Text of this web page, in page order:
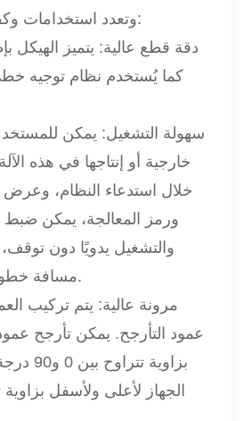
وتعدد استخدامات وكفاءة، وتتميز بما يلي:
دقة قطع عالية: يتميز الهيكل
كما يُستخدم نظام توجيه
سهولة التشغيل: يمكن
خلال استدعاء النظام، وعرض
ورمز المعالجة، يمكن ضبط
والتشغيل يدويًا دون توقف،
مسافة خطوة المعالجة تلقائيًا.
مرونة عالية: يتم تركيب
عمود التأرجح. يمكن تأرجح
بزاوية